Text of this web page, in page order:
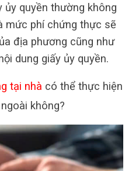
quyền thường không
mức phí chứng thực sẽ
địa phương cũng như
dung giấy ủy quyền.
tại nhà có thể thực hiện
không?